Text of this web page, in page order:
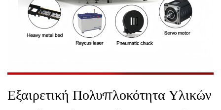
Εξαιρετική Πολυπλοκότητα Υλικών